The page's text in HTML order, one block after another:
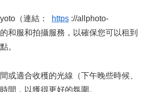
（連結： https ://allphoto-
和服和拍攝服務，以確保您可以租到
。
或適合收穫的光線（下午晚些時候、
間，以獲得更好的氛圍。